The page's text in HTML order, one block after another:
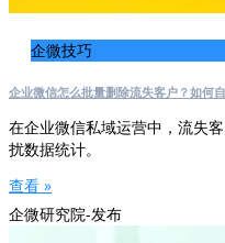
企微技巧
企业微信怎么批量删除流失客户？如何
在企业微信私域运营中，流失
扰数据统计。
查看 »
企微研究院-发布